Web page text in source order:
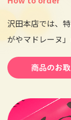
沢田本店では、
がやマドレーヌ
商品のお